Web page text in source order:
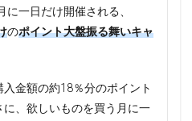
一日だけ開催される、
のポイント大盤振る舞いキャ
金額の約18％分のポイント
、欲しいものを買う月に一